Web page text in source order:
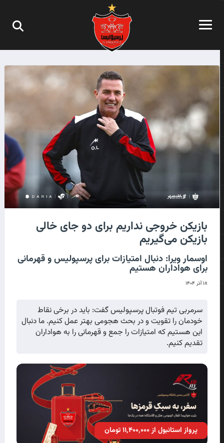
بازیکن خروجی نداریم برای دو جای خالی
بازیکن می‌گیریم
اوسمار ویرا: دنبال امتیازات برای پرسپولیس و قهرمانی
برای هواداران هستیم
۱۸ آذر ۱۴۰۴
سرمربی تیم فوتبال پرسپولیس گفت: باید در برخی نقاط
خودمان را تقویت و در بحث هجومی بهتر عمل کنیم. ما دنبال
این هستیم که امتیازات را جمع و قهرمانی را به هواداران
تقدیم کنیم.
پرواز استانبول از ۱۱٬۴۰۰٬۰۰۰ تومان